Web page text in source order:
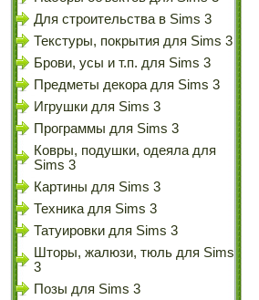
Для строительства в Sims 3
Текстуры, покрытия для Sims 3
Брови, усы и т.п. для Sims 3
Предметы декора для Sims 3
Игрушки для Sims 3
Программы для Sims 3
Ковры, подушки, одеяла для
Sims 3
Картины для Sims 3
Техника для Sims 3
Татуировки для Sims 3
Шторы, жалюзи, тюль для Sims
3
Позы для Sims 3